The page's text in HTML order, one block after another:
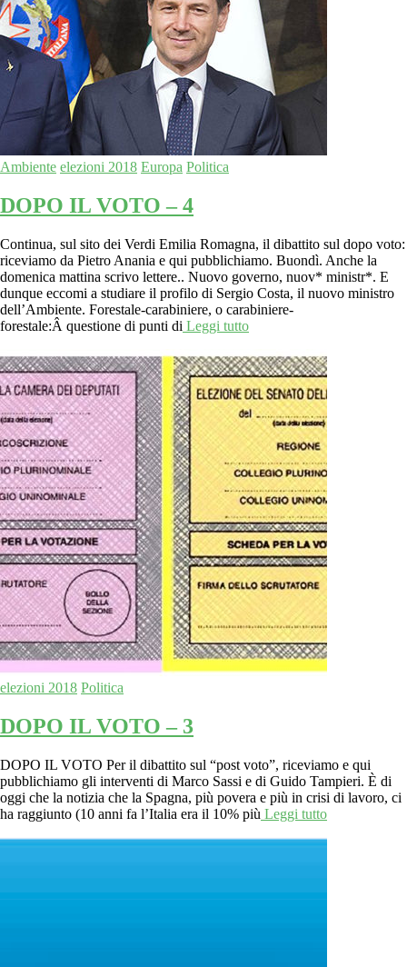
Ambiente elezioni 2018 Europa Politica
DOPO IL VOTO – 4
Continua, sul sito dei Verdi Emilia Romagna, il dibattito sul dopo voto:
riceviamo da Pietro Anania e qui pubblichiamo. Buondì. Anche la
domenica mattina scrivo lettere.. Nuovo governo, nuov* ministr*. E
dunque eccomi a studiare il profilo di Sergio Costa, il nuovo ministro
dell’Ambiente. Forestale-carabiniere, o carabiniere-
forestale:Â questione di punti di Leggi tutto
elezioni 2018 Politica
DOPO IL VOTO – 3
DOPO IL VOTO Per il dibattito sul “post voto”, riceviamo e qui
pubblichiamo gli interventi di Marco Sassi e di Guido Tampieri. È di
oggi che la notizia che la Spagna, più povera e più in crisi di lavoro, ci
ha raggiunto (10 anni fa l’Italia era il 10% più Leggi tutto